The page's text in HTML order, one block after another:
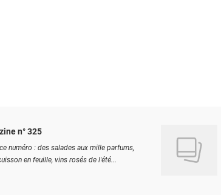
n° 325
numéro : des salades aux mille parfums,
en feuille, vins rosés de l'été...